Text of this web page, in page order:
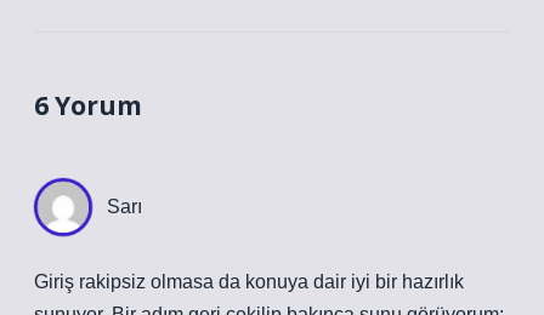
6 Yorum
Sarı
Giriş rakipsiz olmasa da konuya dair iyi bir hazırlık